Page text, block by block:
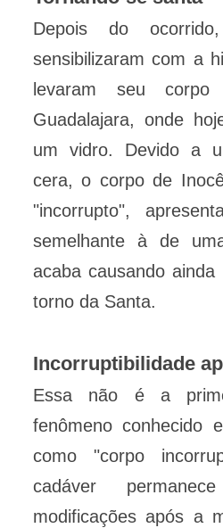
Depois do
sensibilizaram com a
levaram seu
Guadalajara, onde
um vidro. Devido a
cera, o corpo de
"incorrupto",
semelhante à de
acaba causando
torno da Santa.
Incorruptibilidade
Essa não é a
fenômeno conhecido
como "corpo
cadáver
modificações após a